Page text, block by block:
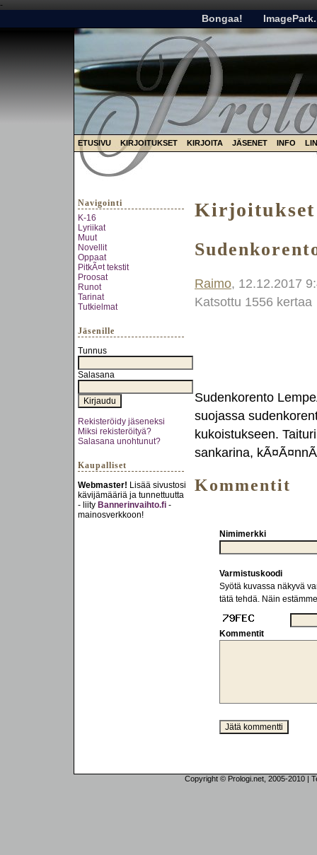
-
Bongaa!
ETUSIVU KIRJOITUKSET KIRJOITA JÄSENET INFO
Navigointi
K-16
Lyriikat
Muut
Novellit
Oppaat
PitkÃ¤t tekstit
Proosat
Runot
Tarinat
Tutkielmat
Jäsenille
Tunnus
Salasana
Rekisteröidy jäseneksi
Miksi rekisteröityä?
Salasana unohtunut?
Kaupalliset
Webmaster! Lisää sivustosi
kävijämääriä ja tunnettuutta
- liity Bannerinvaihto.fi -
mainosverkkoon!
Kirjoitukset
Raimo, 12.12.2017
Katsottu 1556 kertaa
Sudenkorento
suojassa
kukoistukseen.
sankarina,
Kommentit
Nimimerkki
Varmistuskoodi
Syötä kuvassa näkyvä
tätä tehdä. Näin
Kommentit
Copyright © Prologi.net, 2005-2010 |